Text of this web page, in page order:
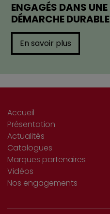
ENGAGÉS DANS UNE
DÉMARCHE DURABLE
En savoir plus
Accueil
Présentation
Actualités
Catalogues
Marques partenaires
Vidéos
Nos engagements